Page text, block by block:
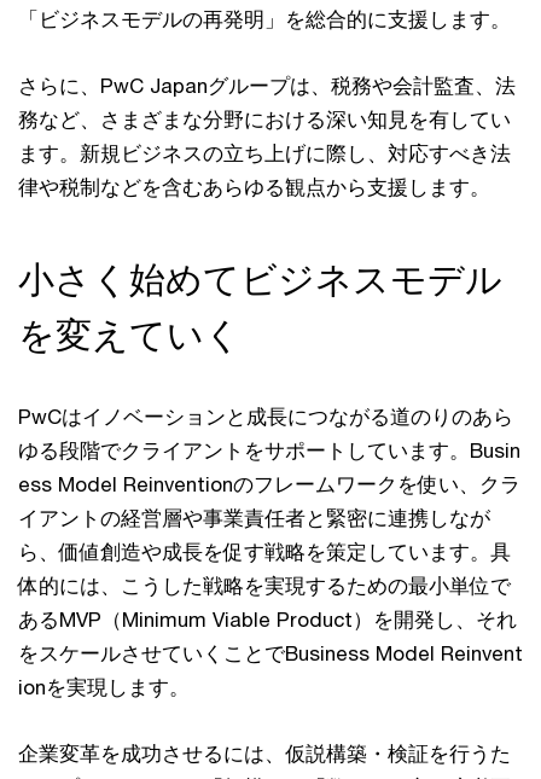
「ビジネスモデルの再発明」を総合的に支援します。
さらに、PwC Japanグループは、税務や会計監査、法
務など、さまざまな分野における深い知見を有してい
ます。新規ビジネスの立ち上げに際し、対応すべき法
律や税制などを含むあらゆる観点から支援します。
小さく始めてビジネスモデル
を変えていく
PwCはイノベーションと成長につながる道のりのあら
ゆる段階でクライアントをサポートしています。Busin
ess Model Reinventionのフレームワークを使い、クラ
イアントの経営層や事業責任者と緊密に連携しなが
ら、価値創造や成長を促す戦略を策定しています。具
体的には、こうした戦略を実現するための最小単位で
あるMVP（Minimum Viable Product）を開発し、それ
をスケールさせていくことでBusiness Model Reinvent
ionを実現します。
企業変革を成功させるには、仮説構築・検証を行うた